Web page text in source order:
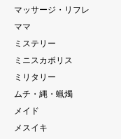
マッサージ・リフレ
ママ
ミステリー
ミニスカポリス
ミリタリー
ムチ・縄・蝋燭
メイド
メスイキ